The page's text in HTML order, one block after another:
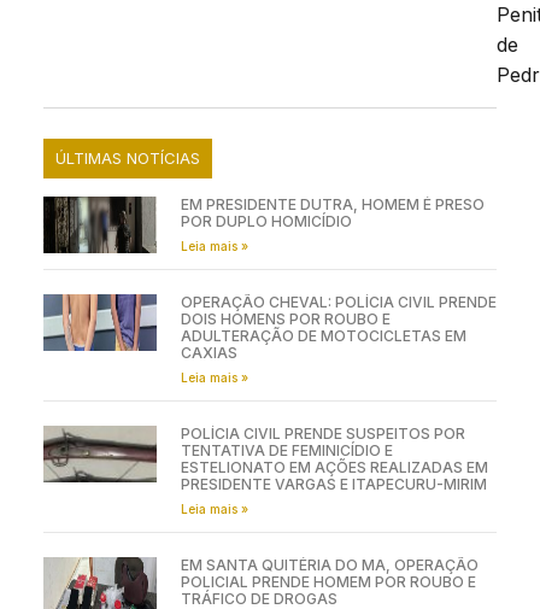
de
ÚLTIMAS NOTÍCIAS
EM PRESIDENTE DUTRA, HOMEM É PRESO
POR DUPLO HOMICÍDIO
Leia mais »
OPERAÇÃO CHEVAL: POLÍCIA CIVIL PRENDE
DOIS HOMENS POR ROUBO E
ADULTERAÇÃO DE MOTOCICLETAS EM
CAXIAS
Leia mais »
POLÍCIA CIVIL PRENDE SUSPEITOS POR
TENTATIVA DE FEMINICÍDIO E
ESTELIONATO EM AÇÕES REALIZADAS EM
PRESIDENTE VARGAS E ITAPECURU-MIRIM
Leia mais »
EM SANTA QUITÉRIA DO MA, OPERAÇÃO
POLICIAL PRENDE HOMEM POR ROUBO E
TRÁFICO DE DROGAS